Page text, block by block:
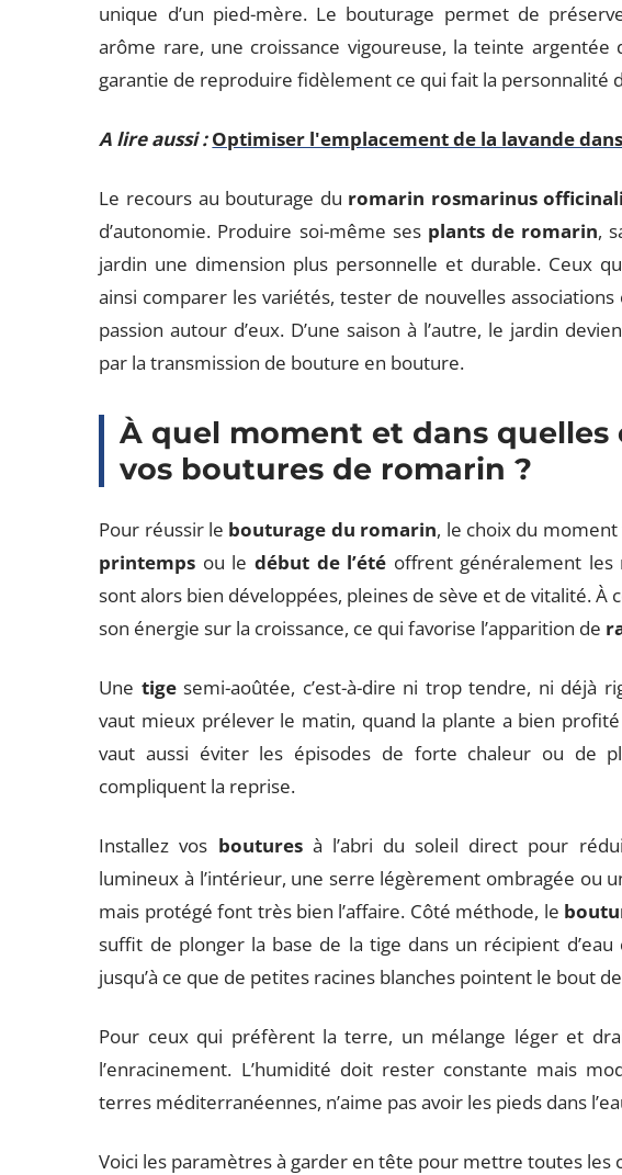
unique d’un pied-mère. Le bouturage permet de
arôme rare, une croissance vigoureuse, la teinte argentée
garantie de reproduire fidèlement ce qui fait la personnalité
A lire aussi : Optimiser l'emplacement de la lavande
Le recours au bouturage du romarin rosmarinus
d’autonomie. Produire soi-même ses plants de romarin,
jardin une dimension plus personnelle et durable. Ceux
ainsi comparer les variétés, tester de nouvelles
passion autour d’eux. D’une saison à l’autre, le jardin
par la transmission de bouture en bouture.
À quel moment et dans
vos boutures de romarin ?
Pour réussir le bouturage du romarin, le choix du
printemps ou le début de l’été offrent généralement
sont alors bien développées, pleines de sève et de vitalité. À
son énergie sur la croissance, ce qui favorise l’apparition de
Une tigesemi-aoûtée, c’est-à-dire ni trop tendre, ni déjà
vaut mieux prélever le matin, quand la plante a bien
vaut aussi éviter les épisodes de forte chaleur ou de
compliquent la reprise.
Installez vos bouturesà l’abri du soleil direct pour
lumineux à l’intérieur, une serre légèrement ombragée ou
mais protégé font très bien l’affaire. Côté méthode, le
suffit de plonger la base de la tige dans un récipient
jusqu’à ce que de petites racines blanches pointent le bout
Pour ceux qui préfèrent la terre, un mélange léger et
l’enracinement. L’humidité doit rester constante mais
terres méditerranéennes, n’aime pas avoir les pieds dans
Voici les paramètres à garder en tête pour mettre toutes les